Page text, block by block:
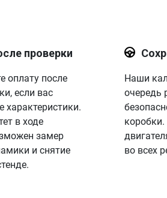
проверки
оплату после
если вас
характеристики.
в ходе
замер
и снятие
Наши
очередь
во всех